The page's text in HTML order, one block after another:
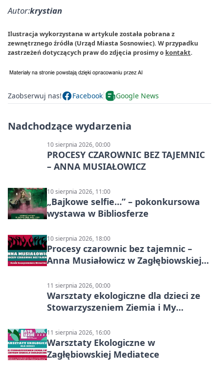
Autor:krystian
Ilustracja wykorzystana w artykule została pobrana z
zewnętrznego źródła (Urząd Miasta Sosnowiec). W przypadku
zastrzeżeń dotyczących praw do zdjęcia prosimy o kontakt.
Zaobserwuj nas! Facebook Google News
Nadchodzące wydarzenia
10 sierpnia 2026, 00:00
PROCESY CZAROWNIC BEZ TAJEMNIC
– ANNA MUSIAŁOWICZ
10 sierpnia 2026, 11:00
„Bajkowe selfie…” – pokonkursowa
wystawa w Bibliosferze
10 sierpnia 2026, 18:00
Procesy czarownic bez tajemnic –
Anna Musiałowicz w Zagłębiowskiej
11 sierpnia 2026, 00:00
Warsztaty ekologiczne dla dzieci ze
Stowarzyszeniem Ziemia i My
11 sierpnia 2026, 16:00
Warsztaty Ekologiczne w
Zagłębiowskiej Mediatece